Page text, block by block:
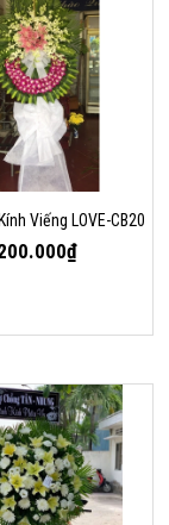
Viếng LOVE-CB20